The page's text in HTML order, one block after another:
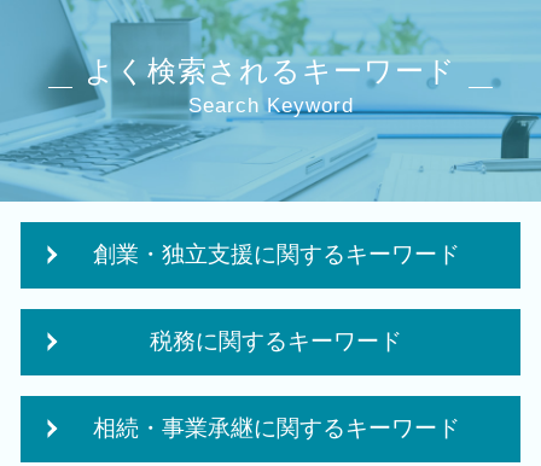
よく検索されるキーワード
Search Keyword
創業・独立支援に関するキーワード
起業 必要 資金
株式会社 合同会社
融資 事業計画
税務に関するキーワード
会社 税務
相続・事業承継に関するキーワード